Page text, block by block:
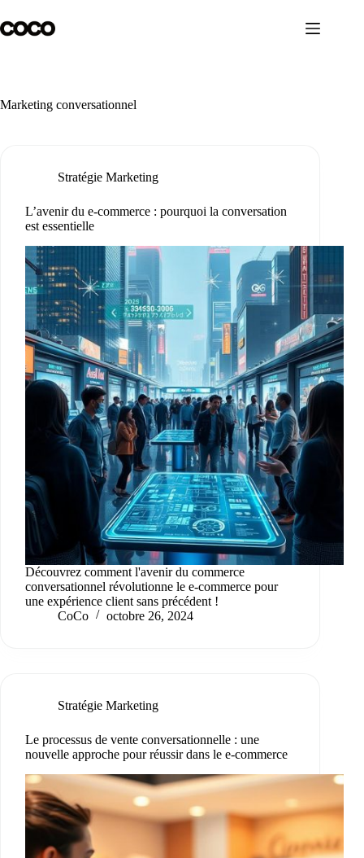
au
contenu
Marketing conversationnel
Stratégie Marketing
L’avenir du e-commerce : pourquoi la conversation
est essentielle
Découvrez comment l'avenir du commerce
conversationnel révolutionne le e-commerce pour
une expérience client sans précédent !
CoCo
octobre 26, 2024
Stratégie Marketing
Le processus de vente conversationnelle : une
nouvelle approche pour réussir dans le e-commerce